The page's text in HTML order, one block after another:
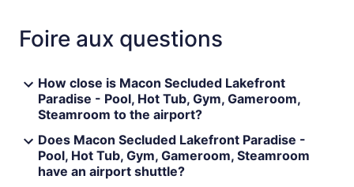
Foire aux questions
How close is Macon Secluded Lakefront
Paradise - Pool, Hot Tub, Gym, Gameroom,
Steamroom to the airport?
Does Macon Secluded Lakefront Paradise -
Pool, Hot Tub, Gym, Gameroom, Steamroom
have an airport shuttle?